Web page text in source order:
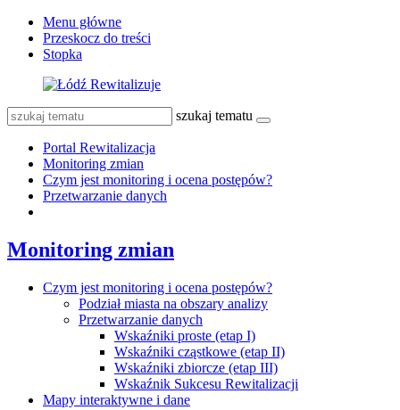
Menu główne
Przeskocz do treści
Stopka
szukaj tematu
Portal Rewitalizacja
Monitoring zmian
Czym jest monitoring i ocena postępów?
Przetwarzanie danych
Monitoring zmian
Czym jest monitoring i ocena postępów?
Podział miasta na obszary analizy
Przetwarzanie danych
Wskaźniki proste (etap I)
Wskaźniki cząstkowe (etap II)
Wskaźniki zbiorcze (etap III)
Wskaźnik Sukcesu Rewitalizacji
Mapy interaktywne i dane